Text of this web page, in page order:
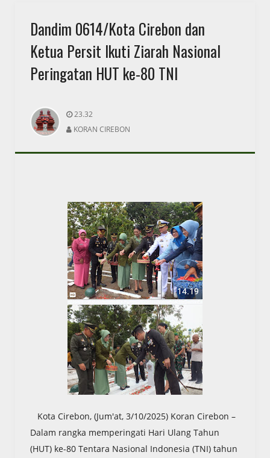
Dandim 0614/Kota Cirebon dan
Ketua Persit Ikuti Ziarah Nasional
Peringatan HUT ke-80 TNI
23.32
KORAN CIREBON
Kota Cirebon, (Jum'at, 3/10/2025) Koran Cirebon –
Dalam rangka memperingati Hari Ulang Tahun
(HUT) ke-80 Tentara Nasional Indonesia (TNI) tahun